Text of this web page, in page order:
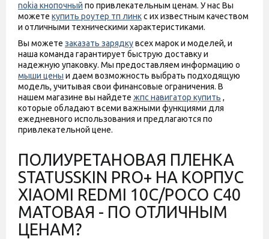
nokia кнопочный по привлекательным ценам. У нас Вы
можете купить роутер тп линкс их известным качеством
и отличными техническими характеристиками.
Вы можете заказать зарядкувсех марок и моделей, и
наша команда гарантирует быструю доставку и
надежную упаковку. Мы предоставляем информацию о
мыши цены и даем возможность выбрать подходящую
модель, учитывая свои финансовые ограничения. В
нашем магазине вы найдете жпс навигатор купить ,
которые обладают всеми важными функциями для
ежедневного использования и предлагаются по
привлекательной цене.
ПОЛИУРЕТАНОВАЯ ПЛЕНКА
STATUSSKIN PRO+ НА КОРПУС
XIAOMI REDMI 10C/POCO C40
МАТОВАЯ - ПО ОТЛИЧНЫМ
ЦЕНАМ?